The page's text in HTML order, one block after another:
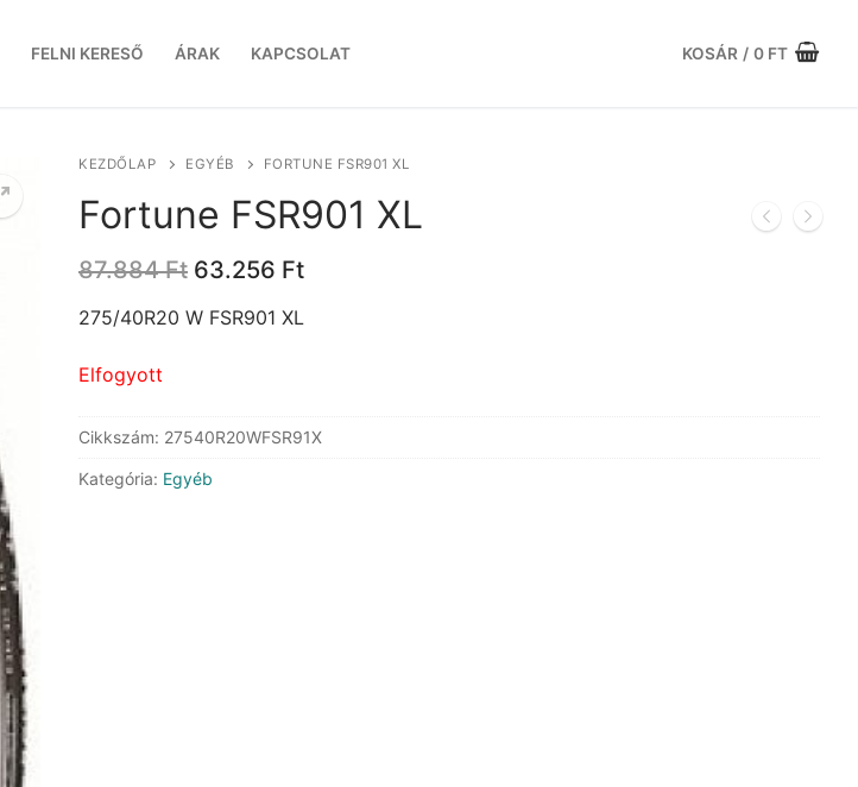
FELNI KERESŐ ÁRAK KAPCSOLAT KOSÁR / 0 FT
KEZDŐLAP EGYÉB FORTUNE FSR901 XL
Fortune FSR901 XL
87.884Ft Original
was:
63.256 FtCurrent
is:
275/40R20 W FSR901 XL
Elfogyott
Cikkszám: 27540R20WFSR91X
Kategória: Egyéb